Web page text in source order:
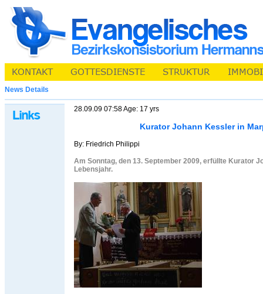
News Details
28.09.09 07:58 Age: 17 yrs
Kurator Johann Kessler in
By: Friedrich Philippi
Am Sonntag, den 13. September 2009, erfüllte Kurator
Lebensjahr.